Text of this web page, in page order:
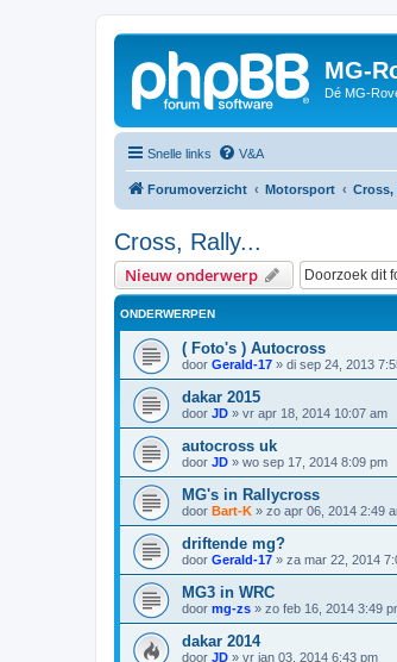
MG-
Dé MG-
Snelle links V&A
Forumoverzicht Motorsport Cross,
Cross, Rally...
Nieuw onderwerp
ONDERWERPEN
( Foto's ) Autocross
door Gerald-17 » di sep 24, 2013
dakar 2015
door JD » vr apr 18, 2014 10:07 am
autocross uk
door JD » wo sep 17, 2014 8:09 pm
MG's in Rallycross
door Bart-K » zo apr 06, 2014 2:49
driftende mg?
door Gerald-17 » za mar 22, 2014
MG3 in WRC
door mg-zs » zo feb 16, 2014 3:49
dakar 2014
door JD » vr jan 03, 2014 6:43 pm